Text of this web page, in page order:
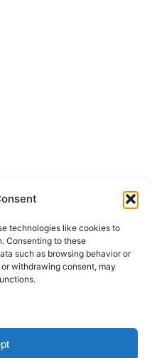
technologies like cookies to
Consenting to these
such as browsing behavior or
withdrawing consent, may